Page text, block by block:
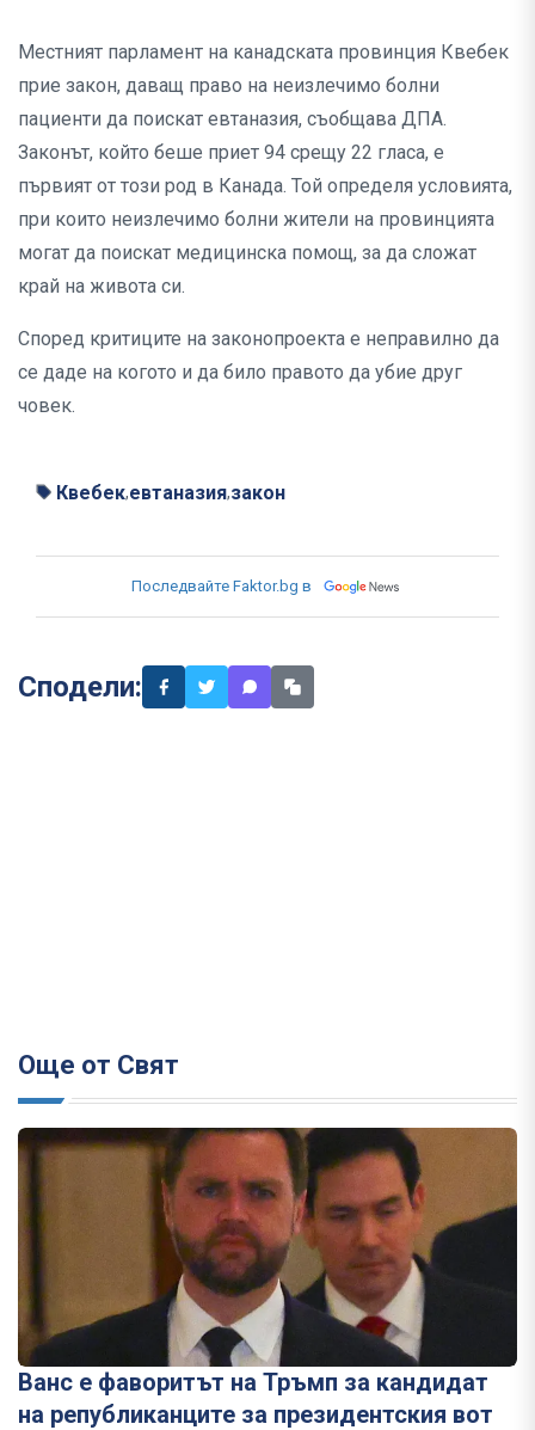
Местният парламент на канадската провинция Квебек
прие закон, даващ право на неизлечимо болни
пациенти да поискат евтаназия, съобщава ДПА.
Законът, който беше приет 94 срещу 22 гласа, е
първият от този род в Канада. Той определя условията,
при които неизлечимо болни жители на провинцията
могат да поискат медицинска помощ, за да сложат
край на живота си.
Според критиците на законопроекта е неправилно да
се даде на когото и да било правото да убие друг
човек.
Квебек,евтаназия,закон
Последвайте Faktor.bg в
Сподели:
Още от Свят
Ванс е фаворитът на Тръмп за кандидат
на републиканците за президентския вот